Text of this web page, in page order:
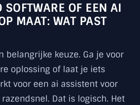
SOFTWARE OF EEN AI
MAAT: WAT PAST
belangrijke keuze. Ga je voor
oplossing of laat je iets
voor een ai assistent voor
Dat is logisch. Het